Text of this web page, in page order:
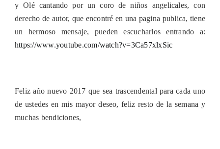
y Olé cantando por un coro de niños angelicales, con
derecho de autor, que encontré en una pagina publica, tiene
un hermoso mensaje, pueden escucharlos entrando a:
https://www.youtube.com/watch?v=3Ca57xlxSic
Feliz año nuevo 2017 que sea trascendental para cada uno
de ustedes en mis mayor deseo, feliz resto de la semana y
muchas bendiciones,